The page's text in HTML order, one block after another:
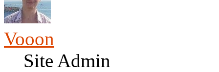
Vooon
Site Admin